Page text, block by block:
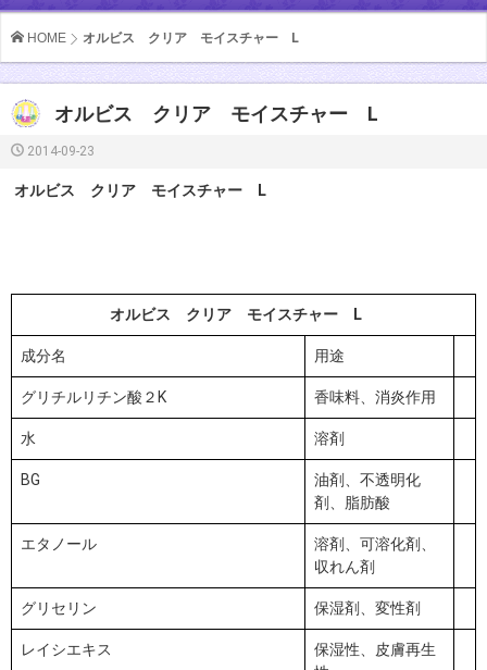
HOME オルビス クリア モイスチャー L
オルビス クリア モイスチャー L
2014-09-23
オルビス クリア モイスチャー L
オルビス クリア モイスチャー L
成分名 用途
グリチルリチン酸２K 香味料、消炎作用
水 溶剤
BG
油剤、不透明化
剤、脂肪酸
エタノール
溶剤、可溶化剤、
収れん剤
グリセリン 保湿剤、変性剤
レイシエキス
保湿性、皮膚再生